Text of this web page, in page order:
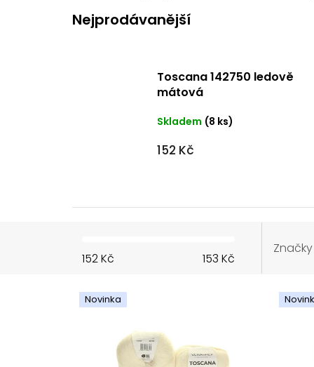
Nejprodávanější
Toscana 142750 ledově
mátová
Skladem (8 ks)
152 Kč
152Kč 153 Kč
Značky
ý
p
Novinka